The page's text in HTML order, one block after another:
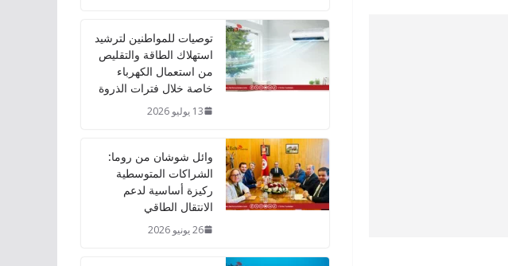
توصيات للمواطنين لترشيد
استهلاك الطاقة والتقليص
من استعمال الكهرباء
خاصة خلال فترات الذروة
13 يوليو 2026
وائل شوشان من روما:
الشراكات المتوسطية
ركيزة أساسية لدعم
الانتقال الطاقي
26 يونيو 2026